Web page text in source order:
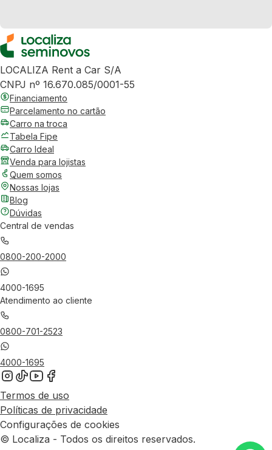
LOCALIZA Rent a Car S/A
CNPJ nº 16.670.085/0001-55
Financiamento
Parcelamento no cartão
Carro na troca
Tabela Fipe
Carro Ideal
Venda para lojistas
Quem somos
Nossas lojas
Blog
Dúvidas
Central de vendas
0800-200-2000
4000-1695
Atendimento ao cliente
0800-701-2523
4000-1695
Termos de uso
Políticas de privacidade
Configurações de cookies
© Localiza - Todos os direitos reservados.